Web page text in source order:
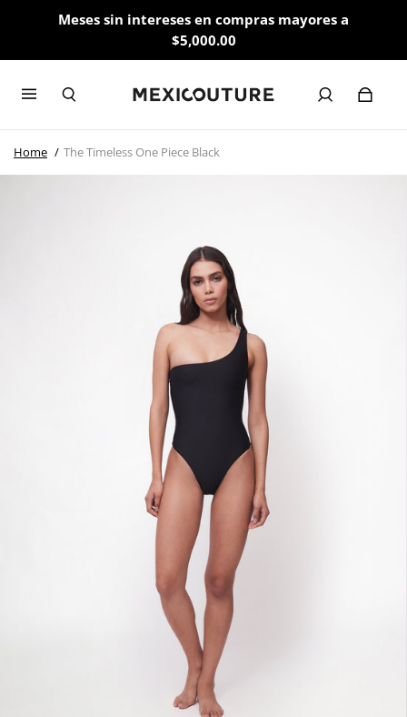
Meses sin intereses en compras mayores a
$5,000.00
Home The Timeless One Piece Black